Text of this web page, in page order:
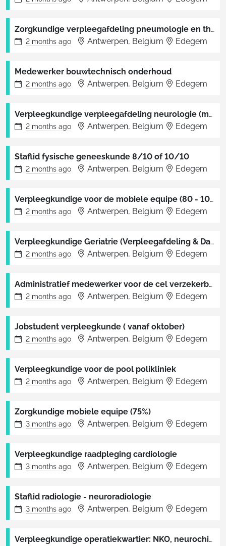
Zorgkundige verpleegafdeling pneumologie en thoraxoncologie
2 months ago Antwerpen, Belgium Edegem
Medewerker bouwtechnisch onderhoud
2 months ago Antwerpen, Belgium Edegem
Verpleegkundige verpleegafdeling neurologie (met stroke-unit)
2 months ago Antwerpen, Belgium Edegem
Staflid fysische geneeskunde 8/10 of 10/10
2 months ago Antwerpen, Belgium Edegem
Verpleegkundige voor de mobiele equipe (80 - 100%)
2 months ago Antwerpen, Belgium Edegem
Verpleegkundige Geriatrie (Verpleegafdeling & Dagziekenhuis)
2 months ago Antwerpen, Belgium Edegem
Administratief medewerker voor de cel verzekerbaarheid - tijdelijk
2 months ago Antwerpen, Belgium Edegem
Jobstudent verpleegkunde ( vanaf oktober)
2 months ago Antwerpen, Belgium Edegem
Verpleegkundige voor de pool polikliniek
2 months ago Antwerpen, Belgium Edegem
Zorgkundige mobiele equipe (75%)
3 months ago Antwerpen, Belgium Edegem
Verpleegkundige raadpleging cardiologie
3 months ago Antwerpen, Belgium Edegem
Staflid radiologie - neuroradiologie
3 months ago Antwerpen, Belgium Edegem
Verpleegkundige operatiekwartier: NKO, neurochirurgie en MKA